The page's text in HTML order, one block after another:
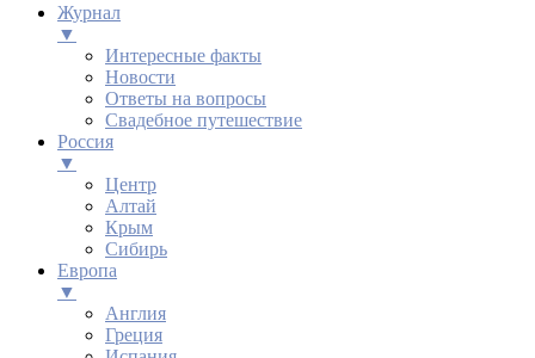
Журнал
▼
Интересные факты
Новости
Ответы на вопросы
Свадебное путешествие
Россия
▼
Центр
Алтай
Крым
Сибирь
Европа
▼
Англия
Греция